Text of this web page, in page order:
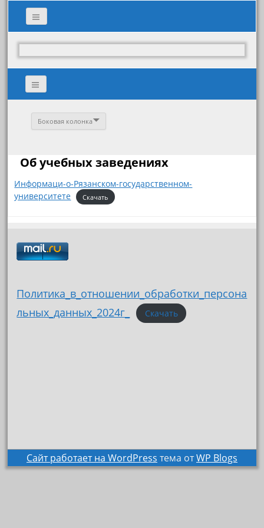
Боковая колонка
Об учебных заведениях
Информаци-о-Рязанском-государственном-
университете
Скачать
Политика_в_отношении_обработки_персона
льных_данных_2024г_
Скачать
Сайт работает на WordPress тема отWP Blogs